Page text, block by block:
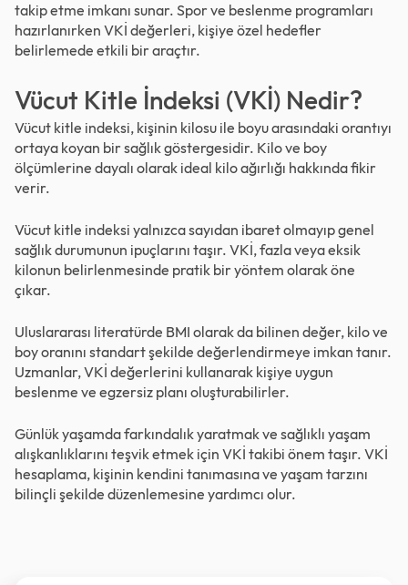
takip etme imkanı sunar. Spor ve beslenme programları
hazırlanırken VKİ değerleri, kişiye özel hedefler
belirlemede etkili bir araçtır.
Vücut Kitle İndeksi (VKİ) Nedir?
Vücut kitle indeksi, kişinin kilosu ile boyu arasındaki orantıyı
ortaya koyan bir sağlık göstergesidir. Kilo ve boy
ölçümlerine dayalı olarak ideal kilo ağırlığı hakkında fikir
verir.
Vücut kitle indeksi yalnızca sayıdan ibaret olmayıp genel
sağlık durumunun ipuçlarını taşır. VKİ, fazla veya eksik
kilonun belirlenmesinde pratik bir yöntem olarak öne
çıkar.
Uluslararası literatürde BMI olarak da bilinen değer, kilo ve
boy oranını standart şekilde değerlendirmeye imkan tanır.
Uzmanlar, VKİ değerlerini kullanarak kişiye uygun
beslenme ve egzersiz planı oluşturabilirler.
Günlük yaşamda farkındalık yaratmak ve sağlıklı yaşam
alışkanlıklarını teşvik etmek için VKİ takibi önem taşır. VKİ
hesaplama, kişinin kendini tanımasına ve yaşam tarzını
bilinçli şekilde düzenlemesine yardımcı olur.